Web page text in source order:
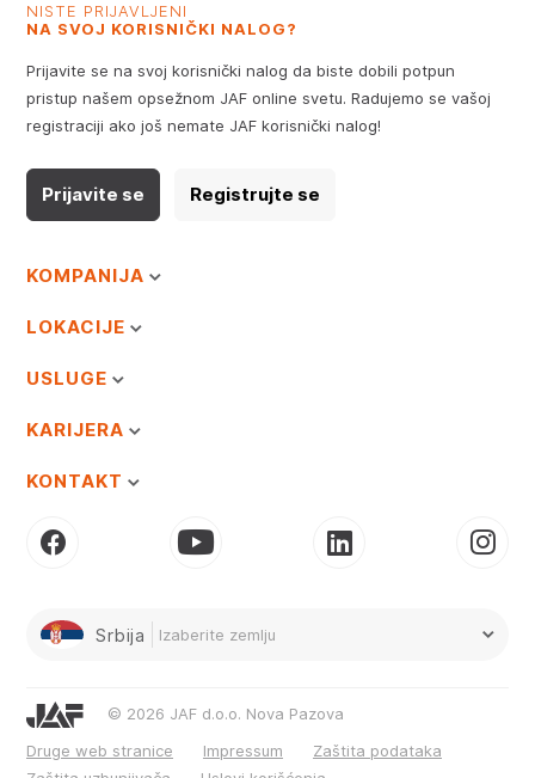
NISTE PRIJAVLJENI
NA SVOJ KORISNIČKI NALOG?
Prijavite se na svoj korisnički nalog da biste dobili potpun
pristup našem opsežnom JAF online svetu. Radujemo se vašoj
registraciji ako još nemate JAF korisnički nalog!
Prijavite se Registrujte se
KOMPANIJA
LOKACIJE
USLUGE
KARIJERA
KONTAKT
Srbija Izaberite zemlju
© 2026 JAF d.o.o. Nova Pazova
Druge web stranice
Impressum
Zaštita podataka